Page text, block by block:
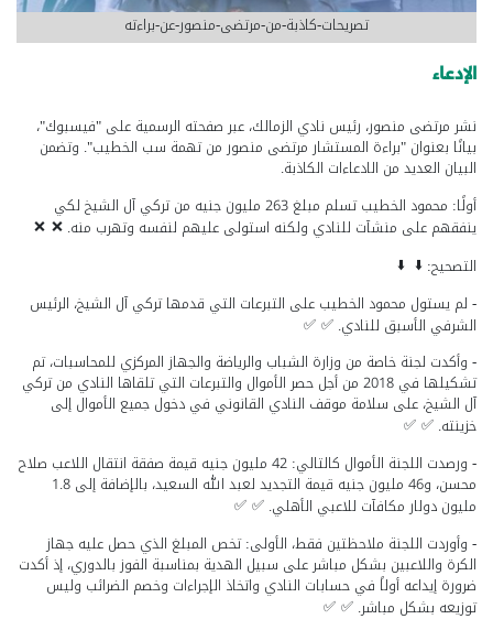
تصريحات-كاذبة-من-مرتضى-منصور-عن-براءته
الإدعاء
نشر مرتضى منصور، رئيس نادي الزمالك، عبر صفحته الرسمية على "فيسبوك"،
بيانًا بعنوان "براءة المستشار مرتضى منصور من تهمة سب الخطيب". وتضمن
البيان العديد من الادعاءات الكاذبة.
أولًا: محمود الخطيب تسلم مبلغ 263 مليون جنيه من تركي آل الشيخ لكي
ينفقهم على منشآت للنادي ولكنه استولى عليهم لنفسه وتهرب منه.
التصحيح:
- لم يستول محمود الخطيب على التبرعات التي قدمها تركي آل الشيخ، الرئيس
الشرفي الأسبق للنادي.
- وأكدت لجنة خاصة من وزارة الشباب والرياضة والجهاز المركزي للمحاسبات، تم
تشكيلها في 2018 من أجل حصر الأموال والتبرعات التي تلقاها النادي من تركي
آل الشيخ، على سلامة موقف النادي القانوني في دخول جميع الأموال إلى
خزينته.
- ورصدت اللجنة الأموال كالتالي: 42 مليون جنيه قيمة صفقة انتقال اللاعب صلاح
محسن، و46 مليون جنيه قيمة التجديد لعبد الله السعيد، بالإضافة إلى 1.8
مليون دولار مكافآت للاعبي الأهلي.
- وأوردت اللجنة ملاحظتين فقط، الأولى: تخص المبلغ الذي حصل عليه جهاز
الكرة واللاعبين بشكل مباشر على سبيل الهدية بمناسبة الفوز بالدوري، إذ أكدت
ضرورة إيداعه أولاً في حسابات النادي واتخاذ الإجراءات وخصم الضرائب وليس
توزيعه بشكل مباشر.